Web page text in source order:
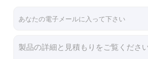
磁気アガロースのビード